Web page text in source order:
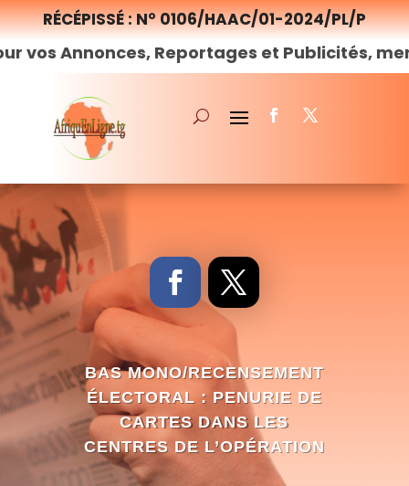
RÉCÉPISSÉ : N° 0106/HAAC/01-2024/PL/P
Reportages et Publicités, merci denous
BAS MONO/RECENSEMENT
ÉLECTORAL : PENURIE DE
CARTES DANS LES
CENTRES DE L’OPÉRATION